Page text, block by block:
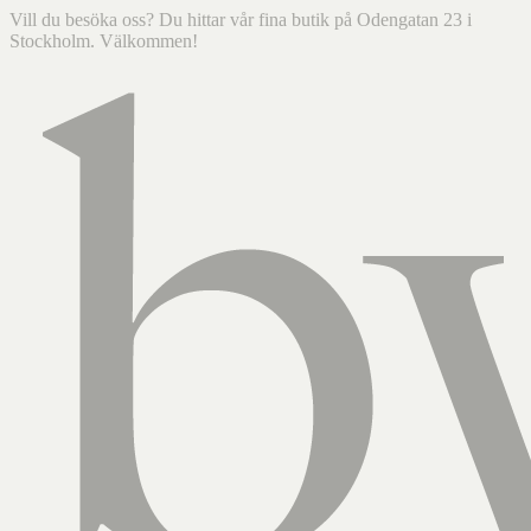
Vill du besöka oss? Du hittar vår fina butik på Odengatan 23 i
Stockholm. Välkommen!